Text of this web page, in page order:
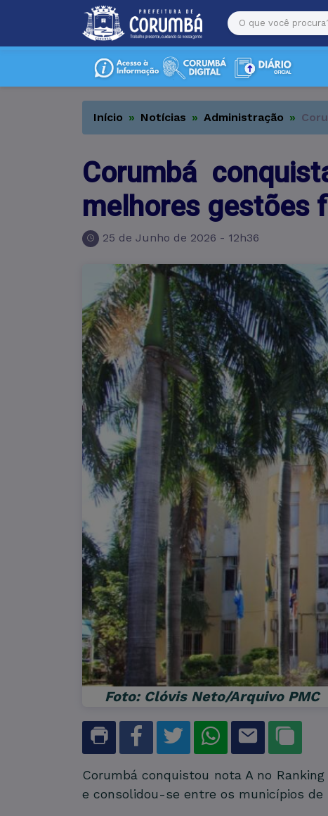
Início Notícias Administração
Corumbá
melhores gestões
25 de Junho de 2026 - 12h36
Foto: Clóvis Neto/Arquivo PMC
Corumbá conquistou nota A no
e consolidou-se entre os municípios